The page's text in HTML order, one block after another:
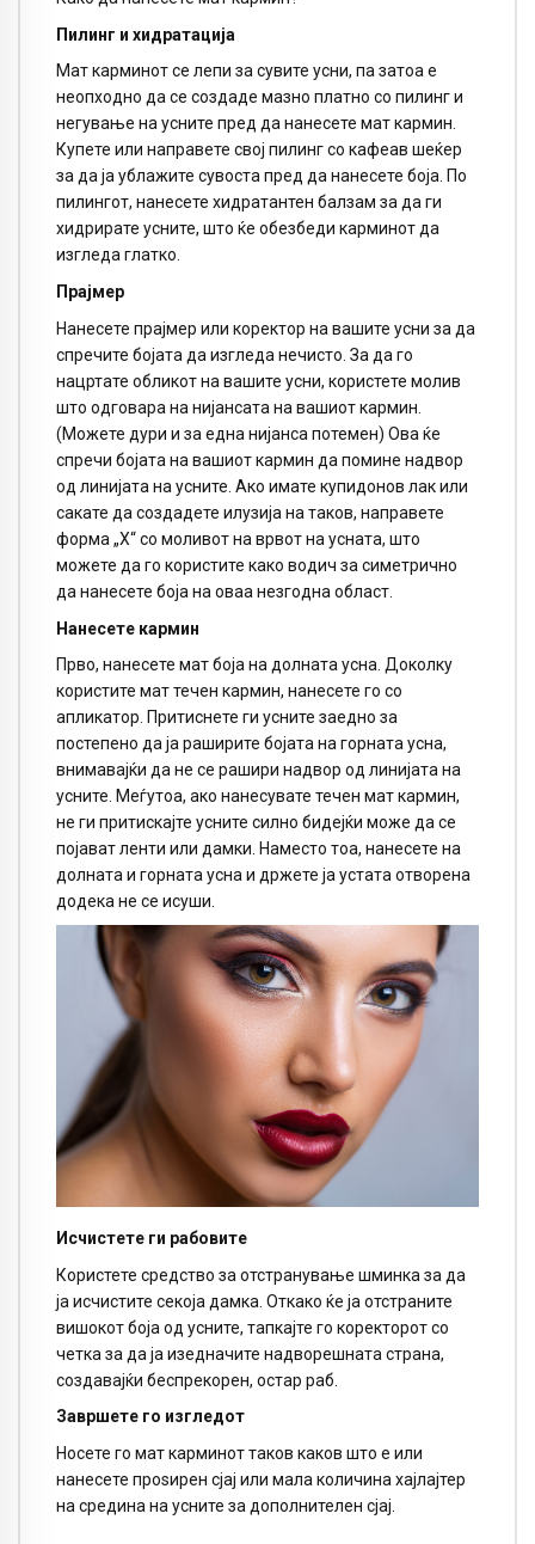
Пилинг и хидратација
Мат карминот се лепи за сувите усни, па затоа е
неопходно да се создаде мазно платно со пилинг и
негување на усните пред да нанесете мат кармин.
Купете или направете свој пилинг со кафеав шеќер
за да ја ублажите сувоста пред да нанесете боја. По
пилингот, нанесете хидратантен балзам за да ги
хидрирате усните, што ќе обезбеди карминот да
изгледа глатко.
Прајмер
Нанесете прајмер или коректор на вашите усни за да
спречите бојата да изгледа нечисто. За да го
нацртате обликот на вашите усни, користете молив
што одговара на нијансата на вашиот кармин.
(Можете дури и за една нијанса потемен) Ова ќе
спречи бојата на вашиот кармин да помине надвор
од линијата на усните. Ако имате купидонов лак или
сакате да создадете илузија на таков, направете
форма „Х“ со моливот на врвот на усната, што
можете да го користите како водич за симетрично
да нанесете боја на оваа незгодна област.
Нанесете кармин
Прво, нанесете мат боја на долната усна. Доколку
користите мат течен кармин, нанесете го со
апликатор. Притиснете ги усните заедно за
постепено да ја раширите бојата на горната усна,
внимавајќи да не се рашири надвор од линијата на
усните. Меѓутоа, ако нанесувате течен мат кармин,
не ги притискајте усните силно бидејќи може да се
појават ленти или дамки. Наместо тоа, нанесете на
долната и горната усна и држете ја устата отворена
додека не се исуши.
Исчистете ги рабовите
Користете средство за отстранување шминка за да
ја исчистите секоја дамка. Откако ќе ја отстраните
вишокот боја од усните, тапкајте го коректорот со
четка за да ја изедначите надворешната страна,
создавајќи беспрекорен, остар раб.
Завршете го изгледот
Носете го мат карминот таков каков што е или
нанесете проѕирен сјај или мала количина хајлајтер
на средина на усните за дополнителен сјај.